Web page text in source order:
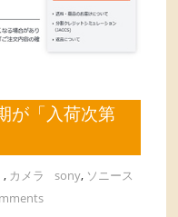
が「入荷次第
, カメラ sony, ソニース